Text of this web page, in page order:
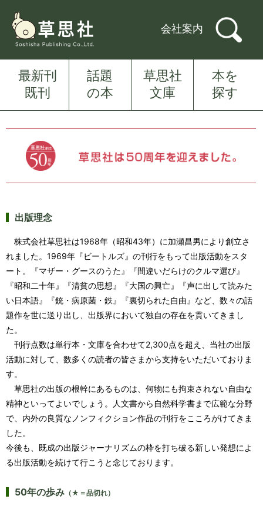
会社案内
最新刊
既刊
話題
の本
草思社
文庫
本を
探す
出版理念
株式会社草思社は1968年（昭和43年）に加瀬昌男により創立さ
れました。1969年『ビートルズ』の刊行をもって出版活動をスタ
ート。『マザー・グースのうた』『間違いだらけのクルマ選び』
『昭和二十年』『清貧の思想』『大国の興亡』『声に出して読みた
い日本語』『銃・病原菌・鉄』『裏切られた自由』など、数々の話
題作を世に送り出し、出版界において独自の存在を貫いてきまし
た。
刊行点数は単行本・文庫を合わせて2,300点を超え、当社の出版
活動に対して、数多くの読者の皆さまから支持をいただいておりま
す。
草思社の出版の根幹にあるものは、何物にも拘束されない自由な
精神といってよいでしょう。人文書から自然科学書まで広範な分野
で、内外の良質なノンフィクション作品の刊行をこころがけてきま
した。
今後も、既成の出版ジャーナリズムの枠を打ち破る新しい発想によ
る出版活動を続けて行こうと念じております。
50年の歩み （★＝品切れ）